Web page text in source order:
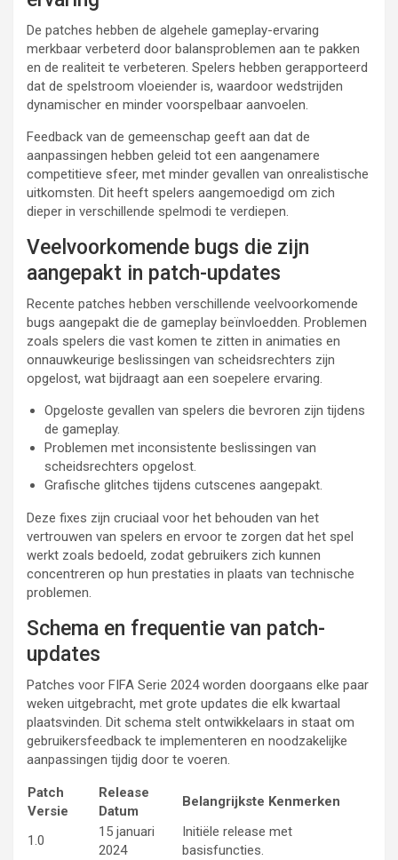
De patches hebben de algehele gameplay-ervaring
merkbaar verbeterd door balansproblemen aan te pakken
en de realiteit te verbeteren. Spelers hebben gerapporteerd
dat de spelstroom vloeiender is, waardoor wedstrijden
dynamischer en minder voorspelbaar aanvoelen.
Feedback van de gemeenschap geeft aan dat de
aanpassingen hebben geleid tot een aangenamere
competitieve sfeer, met minder gevallen van onrealistische
uitkomsten. Dit heeft spelers aangemoedigd om zich
dieper in verschillende spelmodi te verdiepen.
Veelvoorkomende bugs die zijn
aangepakt in patch-updates
Recente patches hebben verschillende veelvoorkomende
bugs aangepakt die de gameplay beïnvloedden. Problemen
zoals spelers die vast komen te zitten in animaties en
onnauwkeurige beslissingen van scheidsrechters zijn
opgelost, wat bijdraagt aan een soepelere ervaring.
Opgeloste gevallen van spelers die bevroren zijn tijdens
de gameplay.
Problemen met inconsistente beslissingen van
scheidsrechters opgelost.
Grafische glitches tijdens cutscenes aangepakt.
Deze fixes zijn cruciaal voor het behouden van het
vertrouwen van spelers en ervoor te zorgen dat het spel
werkt zoals bedoeld, zodat gebruikers zich kunnen
concentreren op hun prestaties in plaats van technische
problemen.
Schema en frequentie van patch-
updates
Patches voor FIFA Serie 2024 worden doorgaans elke paar
weken uitgebracht, met grote updates die elk kwartaal
plaatsvinden. Dit schema stelt ontwikkelaars in staat om
gebruikersfeedback te implementeren en noodzakelijke
aanpassingen tijdig door te voeren.
Patch
Versie
Release
Datum
Belangrijkste Kenmerken
1.0
15 januari
2024
Initiële release met
basisfuncties.